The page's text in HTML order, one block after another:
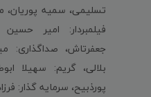
تسلیمی، سمیه پوریان،
فیلمبردار: امیر حسین
جعفرتاش، صداگذاری:
بلالی، گریم: سهیلا
پورذبیح، سرمایه گذار: